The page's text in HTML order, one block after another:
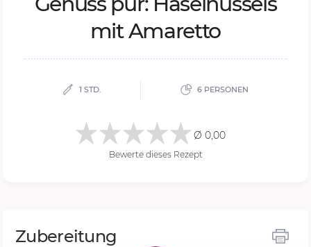
mit Ama­ret­to
1 STD. 6 PERSONEN
Ø 0,00
Bewerte dieses Rezept
Zubereitung